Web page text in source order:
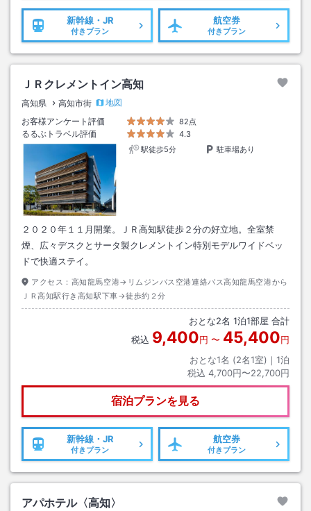
新幹線・JR
付きプラン
航空券
付きプラン
ＪＲクレメントイン高知
高知県 高知市街
地図
お客様アンケート評価
82点
るるぶトラベル評価
4.3
駅徒歩5分
駐車場あり
２０２０年１１月開業。ＪＲ高知駅徒歩２分の好立地。全室禁
煙、広々デスクとサータ製クレメントイン特別モデルワイドベッ
ドで快適ステイ。
アクセス： 高知龍馬空港→リムジンバス空港連絡バス高知龍馬空港から
ＪＲ高知駅行き高知駅下車→徒歩約２分
おとな2名 1泊1部屋 合計
税込 9,400円 〜 45,400円
おとな1名 (2名1室)｜ 1泊
税込 4,700円〜22,700円
宿泊プランを見る
新幹線・JR
付きプラン
航空券
付きプラン
アパホテル〈高知〉